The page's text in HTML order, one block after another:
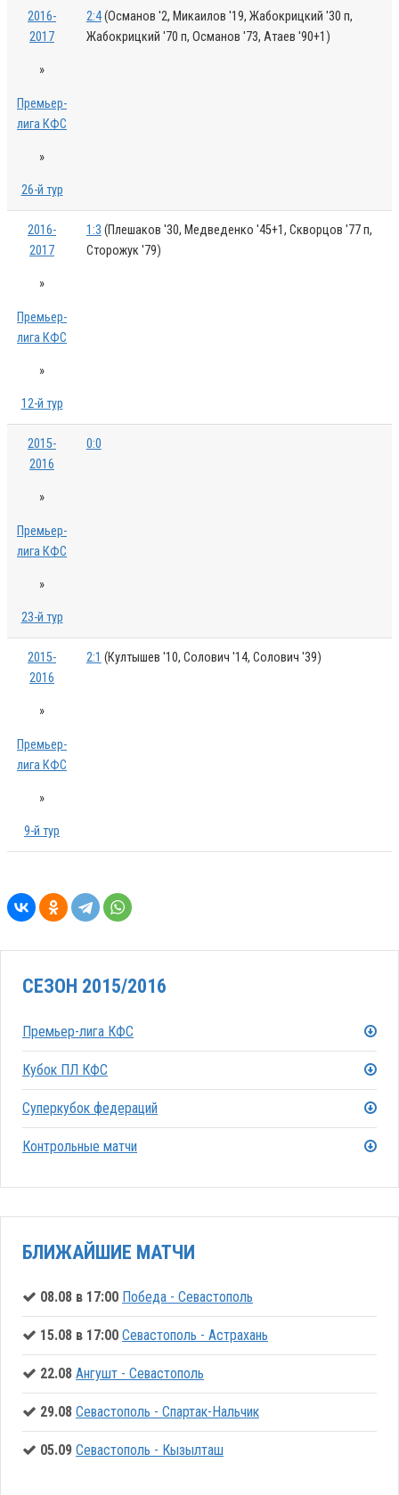
2016-
2017
»
Премьер-
лига КФС
»
26-й тур
2:4(Османов '2, Микаилов '19, Жабокрицкий '30 п,
Жабокрицкий '70 п, Османов '73, Атаев '90+1)
2016-
2017
»
Премьер-
лига КФС
»
12-й тур
1:3 (Плешаков '30, Медведенко '45+1, Скворцов '77 п,
Сторожук '79)
2015-
2016
»
Премьер-
лига КФС
»
23-й тур
0:0
2015-
2016
»
Премьер-
лига КФС
»
9-й тур
2:1 (Култышев '10, Солович '14, Солович '39)
СЕЗОН 2015/2016
Премьер-лига КФС
Кубок ПЛ КФС
Суперкубок федераций
Контрольные матчи
БЛИЖАЙШИЕ МАТЧИ
08.08 в 17:00 Победа - Севастополь
15.08 в 17:00 Севастополь - Астрахань
22.08 Ангушт - Севастополь
29.08 Севастополь - Спартак-Нальчик
05.09 Севастополь - Кызылташ